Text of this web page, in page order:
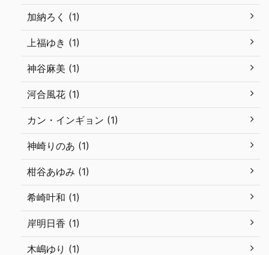
加納ろく (1)
上福ゆき (1)
神谷麻美 (1)
河合風花 (1)
カン・インギョン (1)
神崎りのあ (1)
柑谷あゆみ (1)
希崎叶和 (1)
岸明日香 (1)
木嶋ゆり (1)